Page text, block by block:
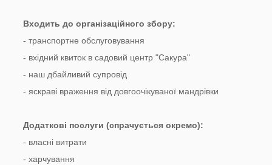
Входить до організаційного збору:
- транспортне обслуговування
- вхідний квиток в садовий центр "Сакура"
- наш дбайливий супровід
- яскраві враження від довгоочікуваної мандрівки
Додаткові послуги (спрачується окремо):
- власні витрати
- харчування